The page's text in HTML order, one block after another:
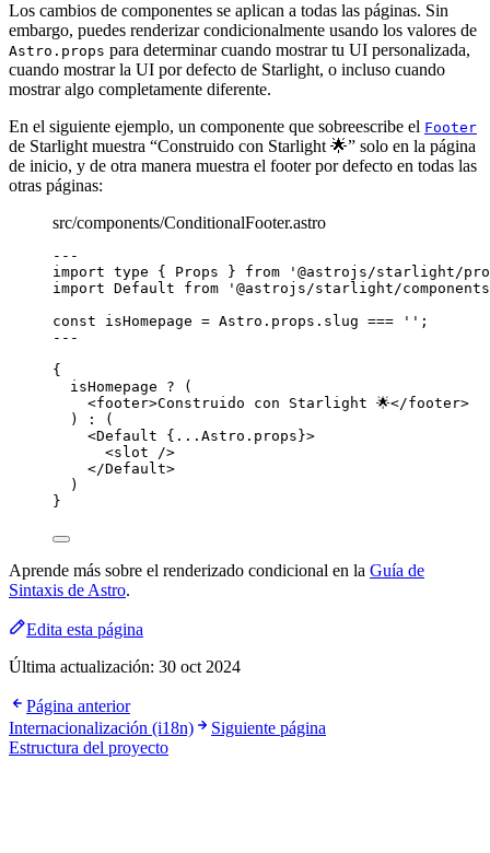
Los cambios de componentes se aplican a todas las páginas. Sin
embargo, puedes renderizar condicionalmente usando los valores de
Astro.props para determinar cuando mostrar tu UI personalizada,
cuando mostrar la UI por defecto de Starlight, o incluso cuando
mostrar algo completamente diferente.
En el siguiente ejemplo, un componente que sobreescribe el Footer
de Starlight muestra “Construido con Starlight 🌟” solo en la página
de inicio, y de otra manera muestra el footer por defecto en todas las
otras páginas:
src/components/ConditionalFooter.astro
---
import type { Props } from ' @astrojs/starlight/
import Default from ' @astrojs/starlight/
const isHomepage = Astro . props . slug === '' ;
---
{
isHomepage ? (
<footer>Construido con Starlight 🌟</footer>
)
:
(
<Default { ... Astro . props }>
<slot />
</Default>
)
}
Aprende más sobre el renderizado condicional en la Guía de
Sintaxis de Astro.
Edita esta página
Última actualización: 30 oct 2024
Página anterior
Internacionalización (i18n)
Siguiente página
Estructura del proyecto